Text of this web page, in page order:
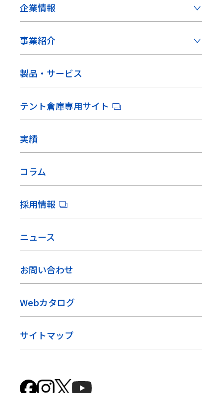
企業情報
事業紹介
製品・サービス
テント倉庫専用サイト
実績
コラム
採用情報
ニュース
お問い合わせ
Webカタログ
サイトマップ